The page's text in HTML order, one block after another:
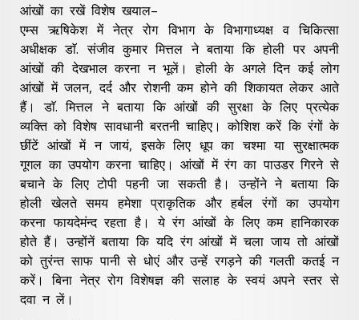
आंखों का रखें विशेष खयाल–
एम्स ऋषिकेश में नेत्र रोग विभाग के विभागाध्यक्ष व चिकित्सा
अधीक्षक डाॅ. संजीव कुमार मित्तल ने बताया कि होली पर अपनी
आंखों की देखभाल करना न भूलें। होली के अगले दिन कई लोग
आंखों में जलन, दर्द और रोशनी कम होने की शिकायत लेकर आते
हैं। डाॅ. मित्तल ने बताया कि आंखों की सुरक्षा के लिए प्रत्येक
व्यक्ति को विशेष सावधानी बरतनी चाहिए। कोशिश करें कि रंगों के
छींटें आंखों में न जायं, इसके लिए धूप का चश्मा या सुरक्षात्मक
गूगल का उपयोग करना चाहिए। आंखों में रंग का पाउडर गिरने से
बचाने के लिए टोपी पहनी जा सकती है। उन्होंने ने बताया कि
होली खेलते समय हमेशा प्राकृतिक और हर्बल रंगों का उपयोग
करना फायदेमंन्द रहता है। ये रंग आंखों के लिए कम हानिकारक
होते हैं। उन्होंनें बताया कि यदि रंग आंखों में चला जाय तो आंखों
को तुरंन्त साफ पानी से धोएं और उन्हें रगड़ने की गलती कतई न
करें। बिना नेत्र रोग विशेषज्ञ की सलाह के स्वयं अपने स्तर से
दवा न लें।